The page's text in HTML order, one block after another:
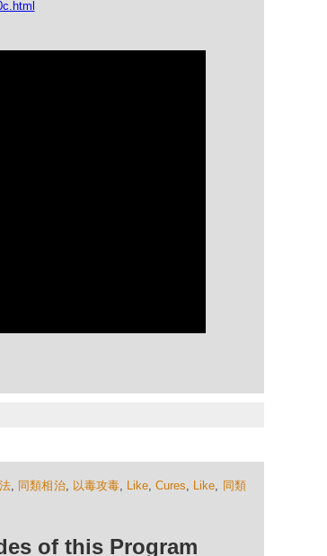
, 同類相治, 以毒攻毒, Like,Cures, Like, 同類
of this Program